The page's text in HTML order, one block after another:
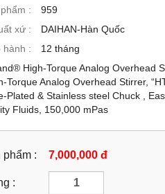
:
959
xứ :
DAIHAN-Hàn Quốc
hành :
12 tháng
High-Torque Analog Overhead
Torque Analog Overhead Stirrer,
Plated & Stainless steel Chuck ,
Fluids, 150,000 mPas
phẩm : 7,000,000 đ
: